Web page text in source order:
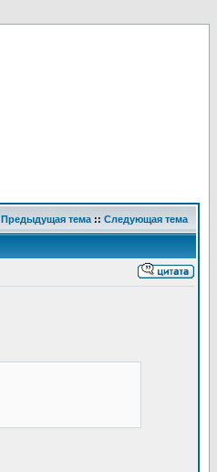
Предыдущая тема :: Следующая тема